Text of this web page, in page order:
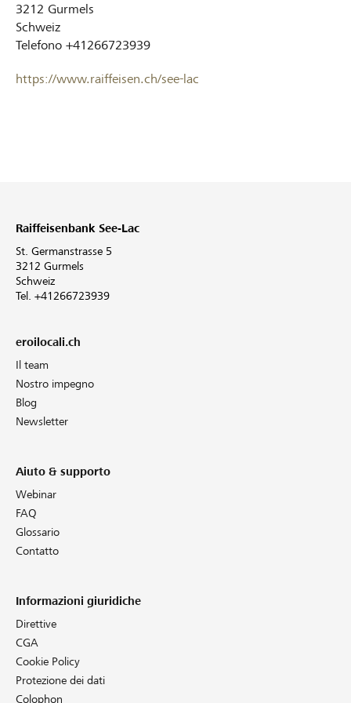
3212 Gurmels
Schweiz
Telefono +41266723939
https://www.raiffeisen.ch/see-lac
Raiffeisenbank See-Lac
St. Germanstrasse 5
3212 Gurmels
Schweiz
Tel. +41266723939
eroilocali.ch
Il team
Nostro impegno
Blog
Newsletter
Aiuto & supporto
Webinar
FAQ
Glossario
Contatto
Informazioni giuridiche
Direttive
CGA
Cookie Policy
Protezione dei dati
Colophon